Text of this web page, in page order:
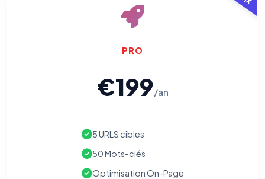
PRO
€199/an
5 URLS cibles
50 Mots-clés
Optimisation On-Page